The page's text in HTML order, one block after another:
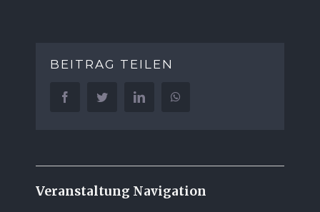
BEITRAG TEILEN
FacebookTwitter LinkedIn
Veranstaltung Navigation